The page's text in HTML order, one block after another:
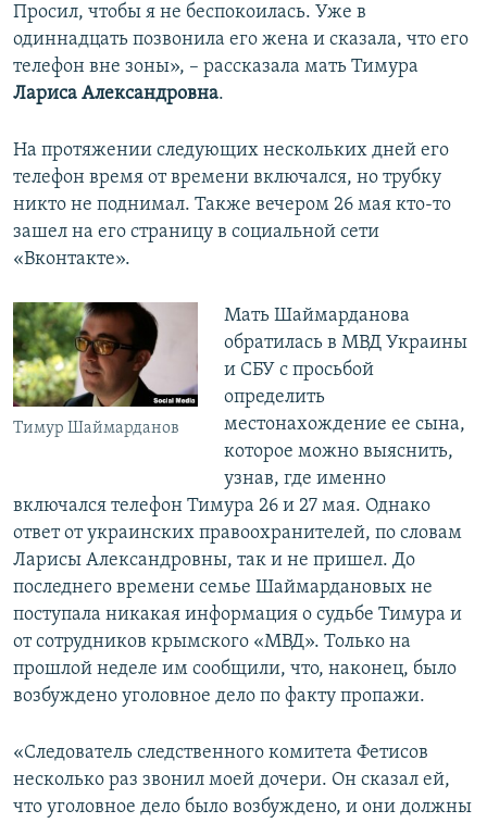
Просил, чтобы я не беспокоилась. Уже в
одиннадцать позвонила его жена и сказала, что его
телефон вне зоны», – рассказала мать Тимура
Лариса Александровна.
На протяжении следующих нескольких дней его
телефон время от времени включался, но трубку
никто не поднимал. Также вечером 26 мая кто-то
зашел на его страницу в социальной сети
«Вконтакте».
Тимур Шаймарданов
Мать Шаймарданова
обратилась в МВД Украины
и СБУ с просьбой
определить
местонахождение ее сына,
которое можно выяснить,
узнав, где именно
включался телефон Тимура 26 и 27 мая. Однако
ответ от украинских правоохранителей, по словам
Ларисы Александровны, так и не пришел. До
последнего времени семье Шаймардановых не
поступала никакая информация о судьбе Тимура и
от сотрудников крымского «МВД». Только на
прошлой неделе им сообщили, что, наконец, было
возбуждено уголовное дело по факту пропажи.
«Следователь следственного комитета Фетисов
несколько раз звонил моей дочери. Он сказал ей,
что уголовное дело было возбуждено, и они должны